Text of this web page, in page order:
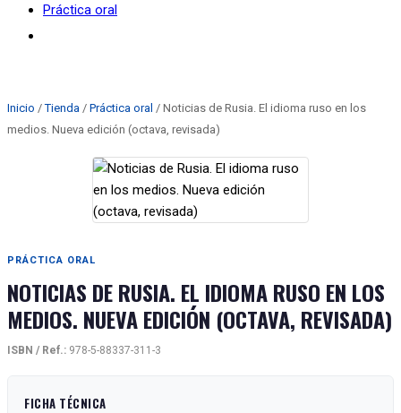
Práctica oral
Inicio /Tienda / Práctica oral / Noticias de Rusia. El idioma ruso en los
medios. Nueva edición (octava, revisada)
PRÁCTICA ORAL
NOTICIAS DE RUSIA. EL IDIOMA RUSO EN LOS
MEDIOS. NUEVA EDICIÓN (OCTAVA, REVISADA)
ISBN / Ref.: 978-5-88337-311-3
FICHA TÉCNICA